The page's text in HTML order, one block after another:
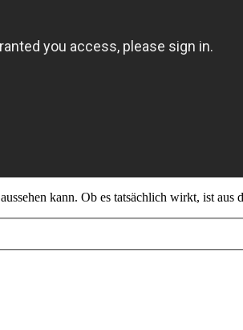
aussehen kann. Ob es tatsächlich wirkt, ist aus